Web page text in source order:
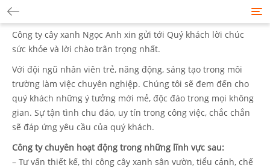
Công ty cây xanh Ngọc Anh xin gửi tới Quý khách lời chúc
sức khỏe và lời chào trân trọng nhất.
Với đội ngũ nhân viên trẻ, năng động, sáng tạo trong môi
trường làm việc chuyên nghiệp. Chúng tôi sẽ đem đến cho
quý khách những ý tưởng mới mẻ, độc đáo trong mọi không
gian. Sự tận tình chu đáo, uy tín trong công việc, chắc chắn
sẽ đáp ứng yêu cầu của quý khách.
Công ty chuyên hoạt động trong những lĩnh vực sau:
– Tư vấn thiết kế, thi công cây xanh sân vườn, tiểu cảnh, chế